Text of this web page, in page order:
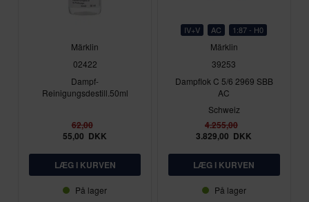
Märklin
02422
Dampf-
Reinigungsdestill.50ml
62,00
55,00 DKK
På lager
IV+V AC 1:87 - H0
Märklin
39253
Dampflok C 5/6 2969 SBB
AC
Schweiz
4.255,00
3.829,00 DKK
På lager